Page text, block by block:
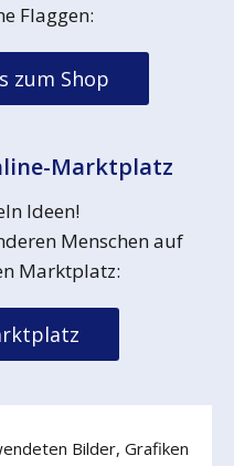
Flaggen:
zum Shop
Marktplatz
Ideen!
Menschen auf
Marktplatz:
Bilder, Grafiken